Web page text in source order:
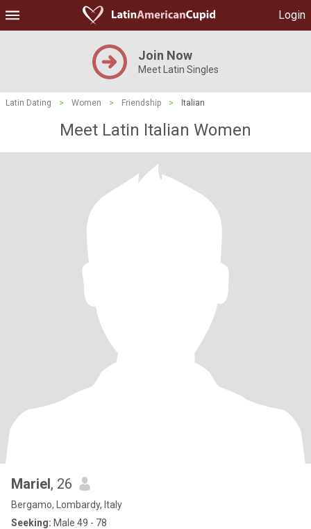
Login
Join Now
Meet Latin Singles
Latin Dating > Women > Friendship > Italian
Meet Latin Italian Women
Mariel, 26
Bergamo, Lombardy, Italy
Seeking: Male 49 - 78